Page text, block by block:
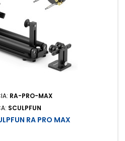
RA-PRO-MAX
SCULPFUN
RA PRO MAX